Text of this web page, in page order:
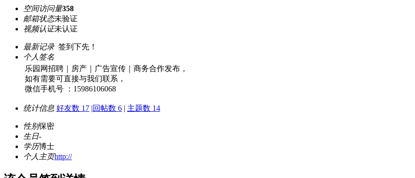
空间访问量358
邮箱状态未验证
视频认证未认证
最新记录 签到下先！
个人签名
乐园网招聘｜房产｜广告宣传｜商务合作发布，
如有需要可直接与我们联系，
微信手机号 ：15986106068
统计信息 好友数 17 |回帖数 6 | 主题数 14
性别保密
生日-
学历博士
个人主页http://